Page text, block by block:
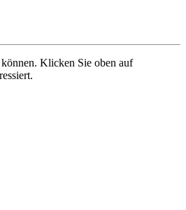
Klicken Sie oben auf